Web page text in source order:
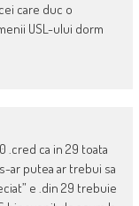
care duc o
USL-ului dorm
.cred ca in 29 toata
ar putea ar trebui sa
e .din 29 trebuie